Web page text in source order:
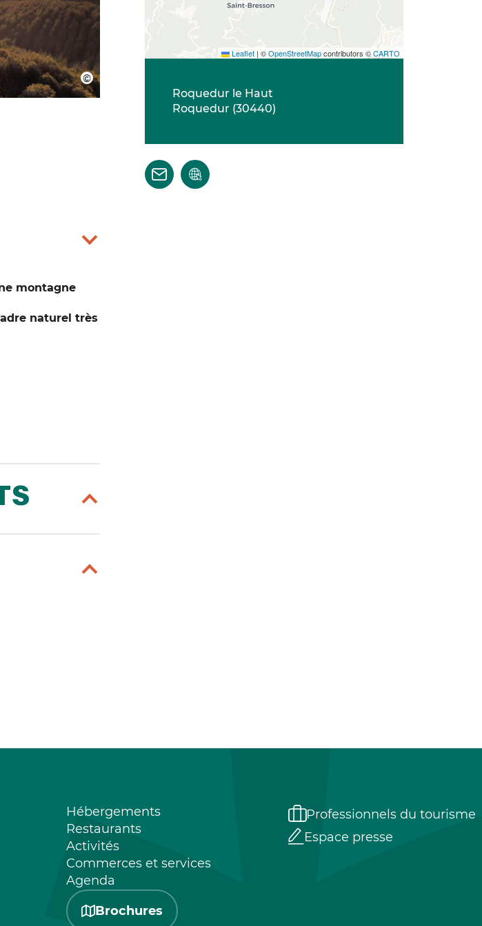
montagne
naturel très
Leaflet | ©OpenStreetMapcontributors ©CARTO
Roquedur le Haut
Roquedur (30440)
Hébergements
Restaurants
Activités
Commerces et services
Agenda
Brochures
Professionnels du tourisme
Espace presse